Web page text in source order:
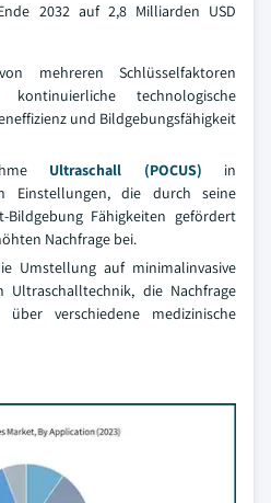
2032 auf 2,8 Milliarden USD
mehreren Schlüsselfaktoren
technologische
und Bildgebungsfähigkeit
Ultraschall (POCUS) in
Einstellungen, die durch seine
Fähigkeiten gefördert
Nachfrage bei.
Umstellung auf minimalinvasive
Ultraschalltechnik, die Nachfrage
verschiedene medizinische